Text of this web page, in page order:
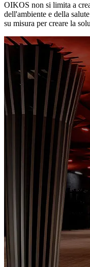
OIKOS non si limita a
dell'ambiente e della
su misura per creare la